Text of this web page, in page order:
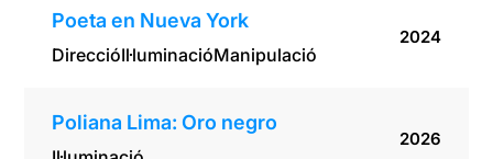
Poeta en Nueva York
DireccióIl·luminacióManipulació
2024
Poliana Lima: Oro negro
2026